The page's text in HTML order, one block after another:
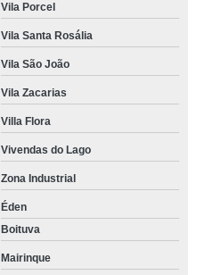
Vila Porcel
Vila Santa Rosália
Vila São João
Vila Zacarias
Villa Flora
Vivendas do Lago
Zona Industrial
Éden
Boituva
Mairinque